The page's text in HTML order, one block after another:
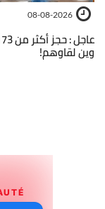
08-08-2026
وين لقاوهم!